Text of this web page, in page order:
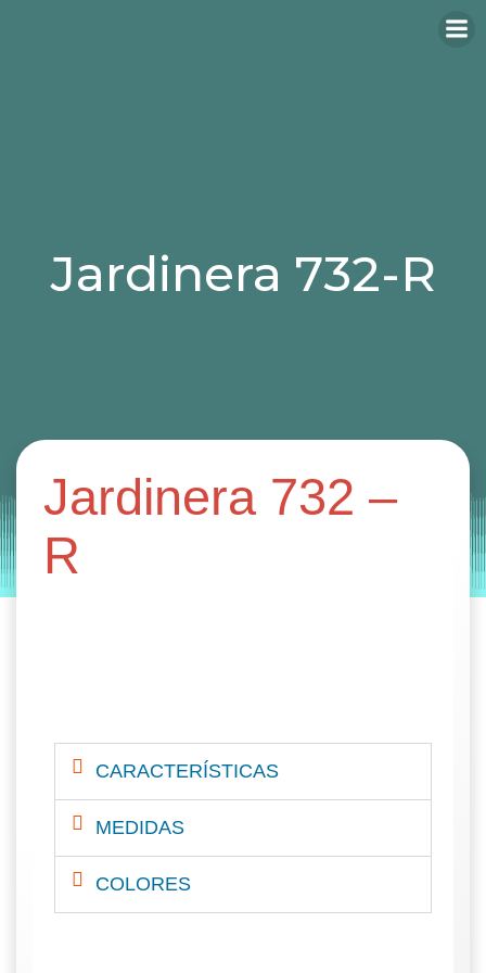
Jardinera 732-R
by Entorno | on noviembre 6, 2019
Jardinera 732 –
R
CARACTERÍSTICAS
MEDIDAS
COLORES